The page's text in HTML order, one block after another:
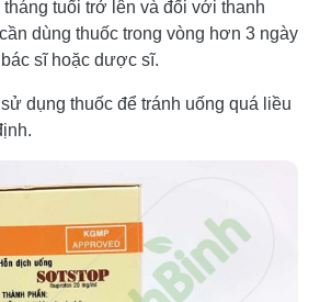
tuổi trở lên và đối với thanh
dùng thuốc trong vòng hơn 3 ngày
sĩ hoặc dược sĩ.
dụng thuốc để tránh uống quá liều